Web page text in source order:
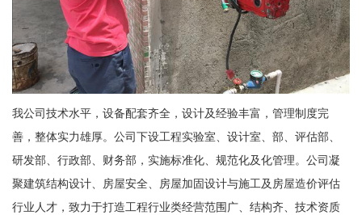
我公司技术水平，设备配套齐全，设计及经验丰富，管理制度完
善，整体实力雄厚。公司下设工程实验室、设计室、部、评估部、
研发部、行政部、财务部，实施标准化、规范化及化管理。公司凝
聚建筑结构设计、房屋安全、房屋加固设计与施工及房屋造价评估
行业人才，致力于打造工程行业类经营范围广、结构齐、技术资质